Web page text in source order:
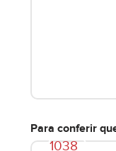
Para conferir